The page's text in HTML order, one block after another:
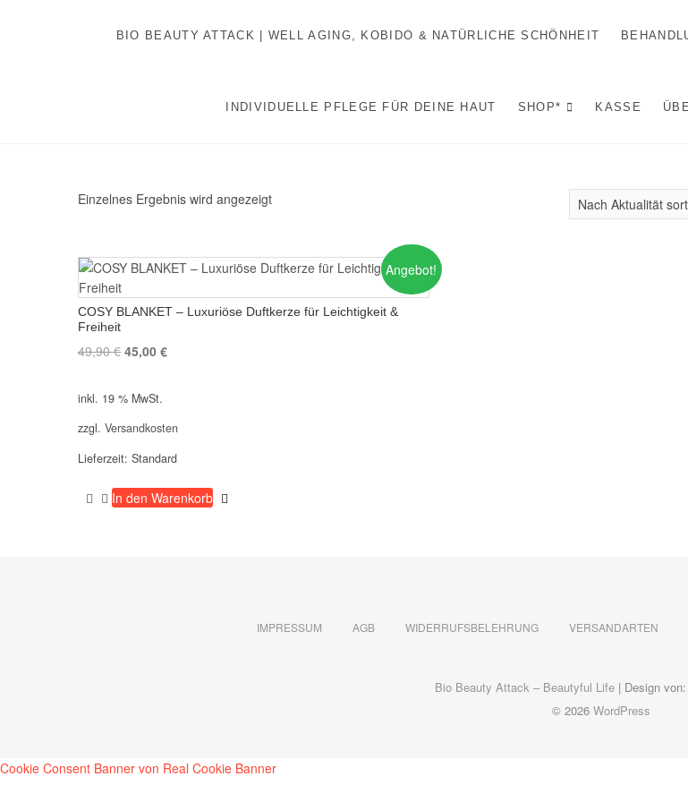
BIO BEAUTY ATTACK | WELL AGING, KOBIDO & NATÜRLICHE SCHÖNHEIT
INDIVIDUELLE PFLEGE FÜR DEINE HAUT SHOP* KASSE
Einzelnes Ergebnis wird angezeigt
Angebot!
COSY BLANKET – Luxuriöse Duftkerze für Leichtigkeit &
Freiheit
49,90€ Ursprünglicher
war:
45,00 €Aktueller
inkl. 19 % MwSt.
zzgl. Versandkosten
Lieferzeit: Standard
In den Warenkorb
IMPRESSUM AGB WIDERRUFSBELEHRUNG VERSANDARTEN
Bio Beauty Attack – Beautyful Life | Design von:
© 2026 WordPress
Cookie Consent Banner von Real Cookie Banner